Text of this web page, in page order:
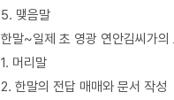
5. 맺음말
한말~일제 초 영광 연안김씨가
1. 머리말
2. 한말의 전답 매매와 문서 작성